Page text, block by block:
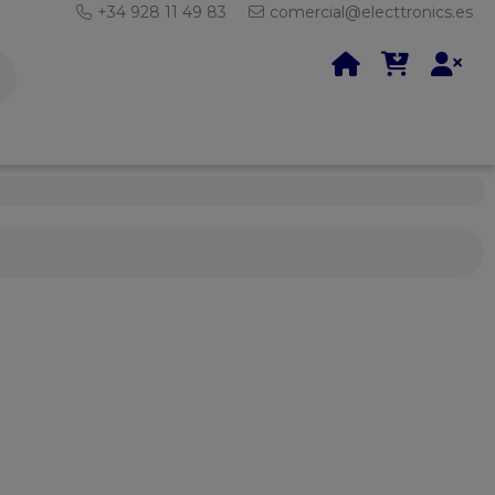
+34 928 11 49 83 comercial@electtronics.es